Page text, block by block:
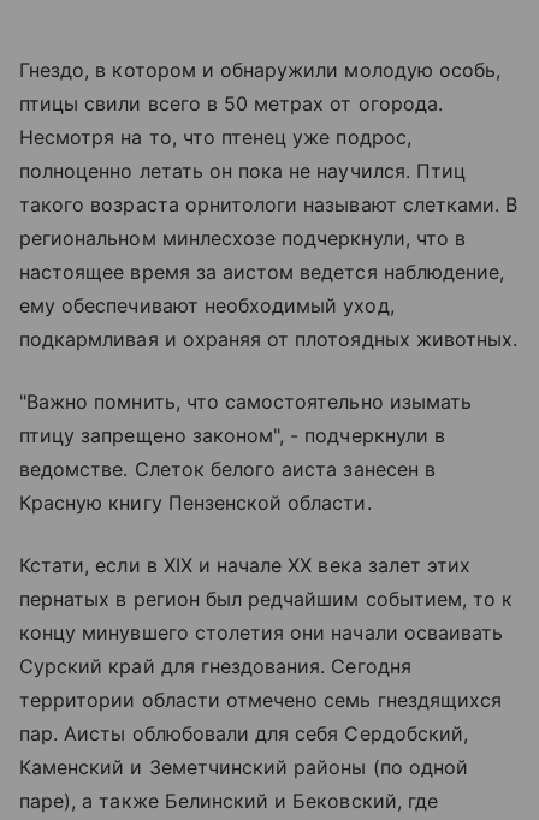
Гнездо, в котором и обнаружили молодую особь,
птицы свили всего в 50 метрах от огорода.
Несмотря на то, что птенец уже подрос,
полноценно летать он пока не научился. Птиц
такого возраста орнитологи называют слетками. В
региональном минлесхозе подчеркнули, что в
настоящее время за аистом ведется наблюдение,
ему обеспечивают необходимый уход,
подкармливая и охраняя от плотоядных животных.
"Важно помнить, что самостоятельно изымать
птицу запрещено законом", - подчеркнули в
ведомстве. Cлеток белого аиста занесен в
Красную книгу Пензенской области.
Кстати, если в XIX и начале XX века залет этих
пернатых в регион был редчайшим событием, то к
концу минувшего столетия они начали осваивать
Сурский край для гнездования. Сегодня
территории области отмечено семь гнездящихся
пар. Аисты облюбовали для себя Сердобский,
Каменский и Земетчинский районы (по одной
паре), а также Белинский и Бековский, где